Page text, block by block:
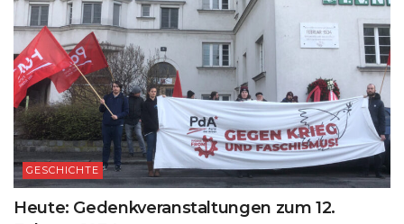
GESCHICHTE
Heute: Gedenkveranstaltungen zum 12.